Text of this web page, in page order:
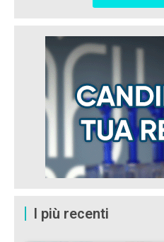
I più recenti